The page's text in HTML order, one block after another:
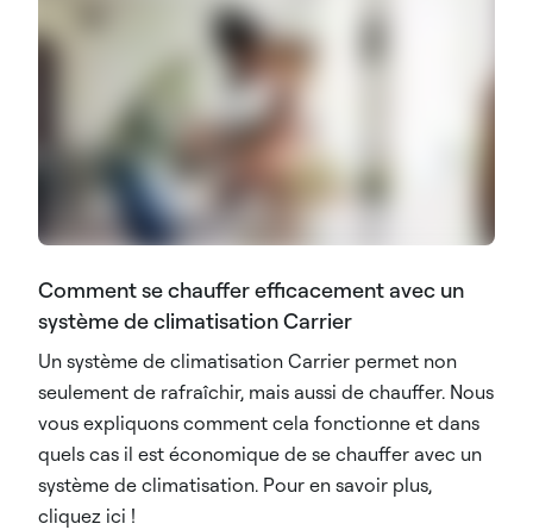
Comment se chauffer efficacement avec un
système de climatisation Carrier
Un système de climatisation Carrier permet non
seulement de rafraîchir, mais aussi de chauffer. Nous
vous expliquons comment cela fonctionne et dans
quels cas il est économique de se chauffer avec un
système de climatisation. Pour en savoir plus,
cliquez ici !